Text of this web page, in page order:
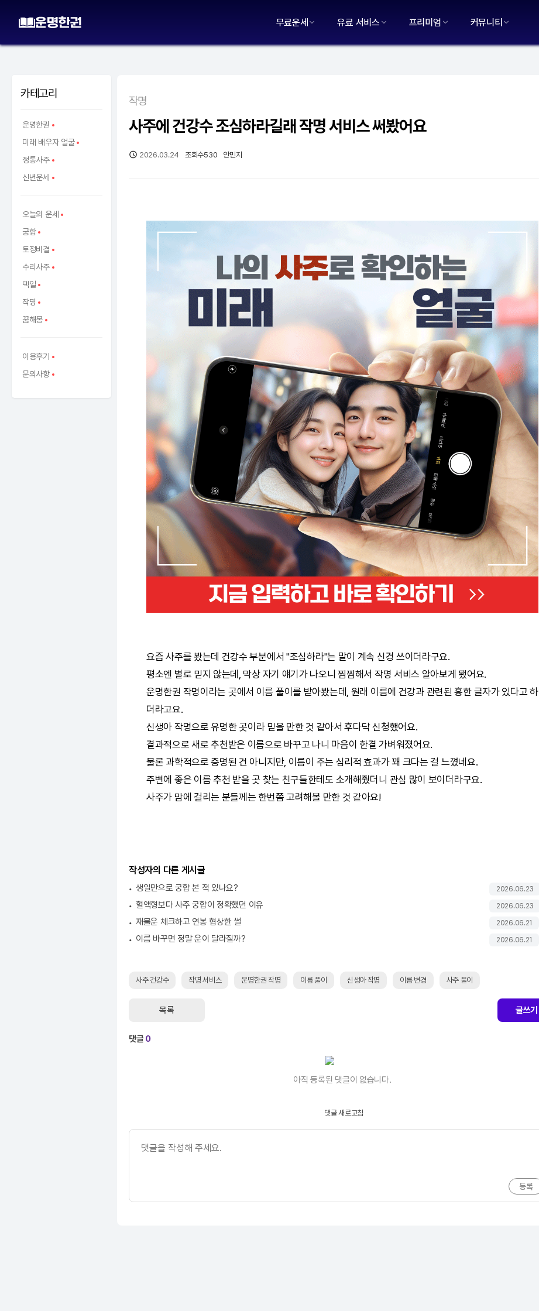
무료운세 유료 서비스 프리미엄 커뮤니티
카테고리
운명한권
미래 배우자 얼굴
정통사주
신년운세
오늘의 운세
궁합
토정비결
수리사주
택일
작명
꿈해몽
이용후기
문의사항
작명
사주에 건강수 조심하라길래 작명 서비스 써봤어요
2026.03.24 조회수530 안민지
요즘 사주를 봤는데 건강수 부분에서 "조심하라"는 말이 계속 신경 쓰이더라구요.
평소엔 별로 믿지 않는데, 막상 자기 얘기가 나오니 찜찜해서 작명 서비스 알아보게 됐어요.
운명한권 작명이라는 곳에서 이름 풀이를 받아봤는데, 원래 이름에 건강과 관련된 흉한 글자가 있다고 하
더라고요.
신생아 작명으로 유명한 곳이라 믿을 만한 것 같아서 후다닥 신청했어요.
결과적으로 새로 추천받은 이름으로 바꾸고 나니 마음이 한결 가벼워졌어요.
물론 과학적으로 증명된 건 아니지만, 이름이 주는 심리적 효과가 꽤 크다는 걸 느꼈네요.
주변에 좋은 이름 추천 받을 곳 찾는 친구들한테도 소개해줬더니 관심 많이 보이더라구요.
사주가 맘에 걸리는 분들께는 한번쯤 고려해볼 만한 것 같아요!
작성자의 다른 게시글
생일만으로 궁합 본 적 있나요? 2026.06.23
혈액형보다 사주 궁합이 정확했던 이유 2026.06.23
재물운 체크하고 연봉 협상한 썰 2026.06.21
이름 바꾸면 정말 운이 달라질까? 2026.06.21
사주 건강수 작명 서비스 운명한권 작명 이름 풀이 신생아 작명 이름 변경 사주 풀이
목록 글쓰기
댓글0
아직 등록된 댓글이 없습니다.
댓글 새로고침